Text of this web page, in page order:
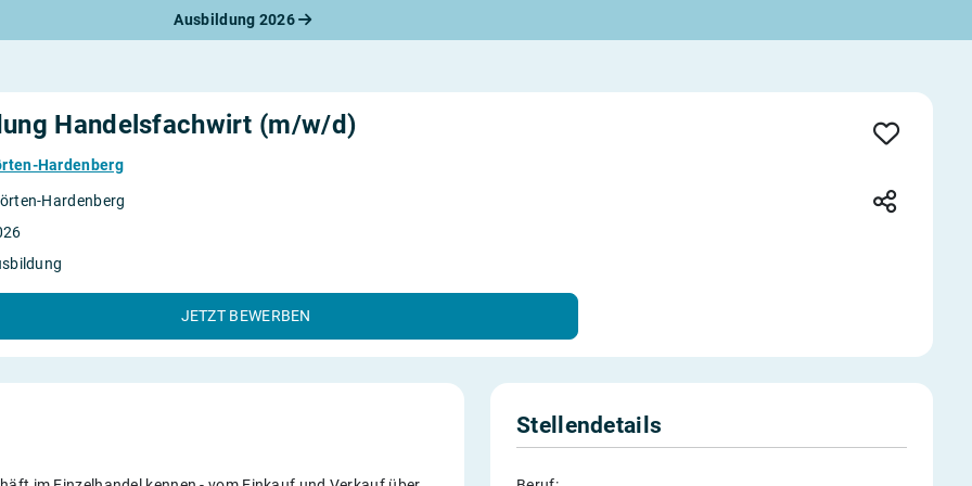
Ausbildung 2026
Bewerbung
Check
Handelsfachwirt (m/w/d)
Hardenberg
Hardenberg
JETZT BEWERBEN
Stellendetails